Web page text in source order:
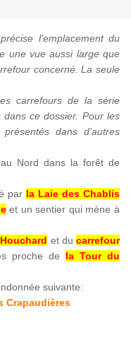
l'emplacement du
une vue aussi large que
concerné. La seule
carrefours de la série
ce dossier. Pour les
dans d'autres
Nord dans la forêt de
par la Laie des Chablis
et un sentier qui mène à
et ducarrefour
proche de la Tour du
suivante:
Crapaudières